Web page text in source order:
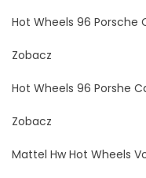
Hot Wheels 96 Porsche
Zobacz
Hot Wheels 96 Porshe
Zobacz
Mattel Hw Hot Wheels